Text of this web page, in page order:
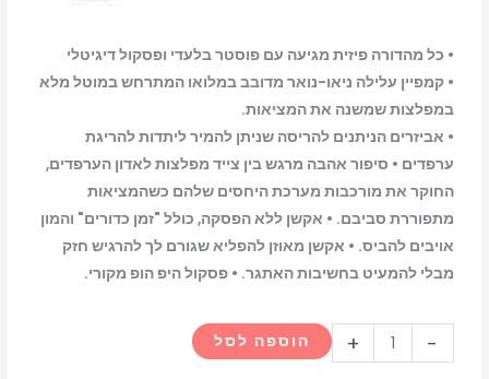
• כל מהדורה פיזית מגיעה עם פוסטר בלעדי ופסקול דיגיטלי
• קמפיין עלילה ניאו-נואר מדובב במלואו המתרחש במוטל מלא
במפלצות שמשנה את המציאות.
• אביזרים הניתנים להריסה שניתן להמיר ליתדות להריגת
ערפדים • סיפור אהבה מרגש בין צייד מפלצות לאדון הערפדים,
החוקר את מורכבות מערכת היחסים שלהם כשהמציאות
מתפוררת סביבם. • אקשן ללא הפסקה, כולל "זמן כדורים" והמון
אויבים להביס. • אקשן מאוזן להפליא שגורם לך להרגיש חזק
מבלי להמעיט בחשיבות האתגר. • פסקול היפ הופ מקורי.
-
של
+ הוספה לסל